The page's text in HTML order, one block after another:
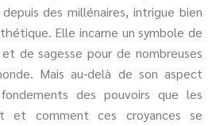
des millénaires, intrigue bien
Elle incarne un symbole de
de sagesse pour de nombreuses
Mais au-delà de son aspect
des pouvoirs que les
et comment ces croyances se